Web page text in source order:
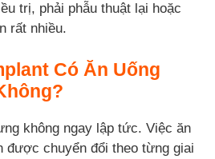
trị, phải phẫu thuật lại hoặc
rất nhiều.
Có Ăn Uống
không ngay lập tức. Việc ăn
được chuyển đổi theo từng giai